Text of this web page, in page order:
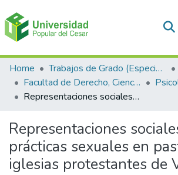
Communities & Collections
All of DSpace
Home Trabajos de Grado (Especializaciones y Pregrados)
Facultad de Derecho, Ciencias Políticas y Sociales.
Representaciones sociales sobre las prácticas sexuales en pastores de las iglesias protestantes de Valledupar.
Representaciones
prácticas sexuales en
iglesias protestantes de